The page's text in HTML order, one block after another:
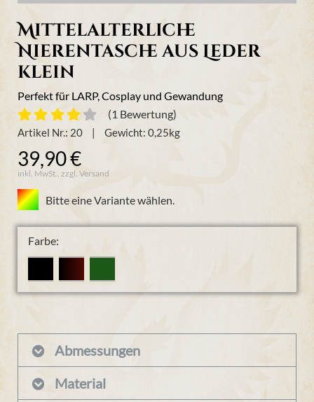
Mittelalterliche
Nierentasche aus Leder
klein
Perfekt für LARP, Cosplay und Gewandung
(1 Bewertung)
Artikel Nr.: 20 Gewicht: 0,25kg
39,90 €
inkl. MwSt., zzgl. Versand
Bitte eine Variante wählen.
Farbe:
Abmessungen
Material